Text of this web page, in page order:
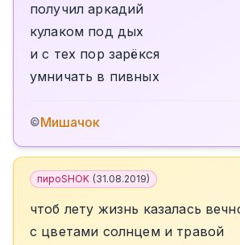
получил аркадий
кулаком под дых
и с тех пор зарёкся
умничать в пивных
©Мишачок
пироSHOK (31.08.2019)
чтоб лету жизнь казалась
с цветами солнцем и травой